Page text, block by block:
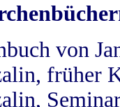
von
früher